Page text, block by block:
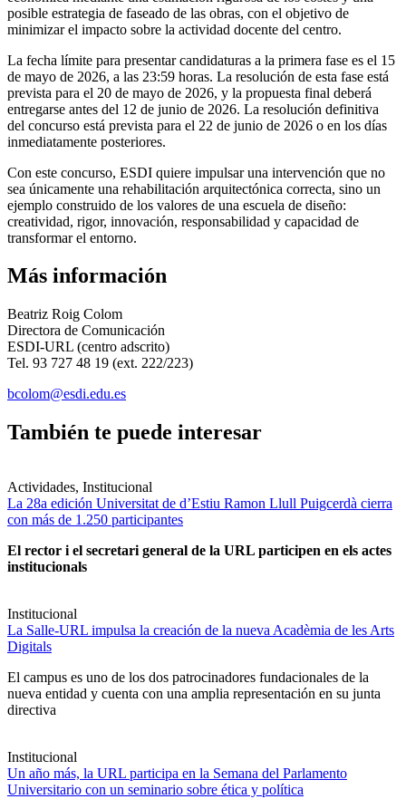
posible estrategia de faseado de las obras, con el objetivo de
minimizar el impacto sobre la actividad docente del centro.
La fecha límite para presentar candidaturas a la primera fase es el 15
de mayo de 2026, a las 23:59 horas. La resolución de esta fase está
prevista para el 20 de mayo de 2026, y la propuesta final deberá
entregarse antes del 12 de junio de 2026. La resolución definitiva
del concurso está prevista para el 22 de junio de 2026 o en los días
inmediatamente posteriores.
Con este concurso, ESDI quiere impulsar una intervención que no
sea únicamente una rehabilitación arquitectónica correcta, sino un
ejemplo construido de los valores de una escuela de diseño:
creatividad, rigor, innovación, responsabilidad y capacidad de
transformar el entorno.
Más información
Beatriz Roig Colom
Directora de Comunicación
ESDI-URL (centro adscrito)
Tel. 93 727 48 19 (ext. 222/223)
bcolom@esdi.edu.es
También te puede interesar
Actividades, Institucional
La 28a edición Universitat de d’Estiu Ramon Llull Puigcerdà cierra
con más de 1.250 participantes
El rector i el secretari general de la URL participen en els actes
institucionals
Institucional
La Salle-URL impulsa la creación de la nueva Acadèmia de les Arts
Digitals
El campus es uno de los dos patrocinadores fundacionales de la
nueva entidad y cuenta con una amplia representación en su junta
directiva
Institucional
Un año más, la URL participa en la Semana del Parlamento
Universitario con un seminario sobre ética y política